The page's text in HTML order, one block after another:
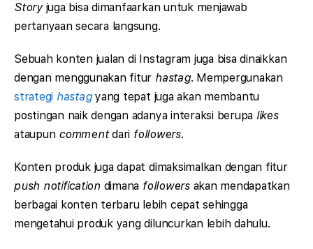
Story juga bisa dimanfaarkan untuk menjawab
pertanyaan secara langsung.
Sebuah konten jualan di Instagram juga bisa dinaikkan
dengan menggunakan fitur hastag. Mempergunakan
strategi hastagyang tepat juga akan membantu
postingan naik dengan adanya interaksi berupa likes
ataupun commentdari followers.
Konten produk juga dapat dimaksimalkan dengan fitur
push notification dimana followersakan mendapatkan
berbagai konten terbaru lebih cepat sehingga
mengetahui produk yang diluncurkan lebih dahulu.